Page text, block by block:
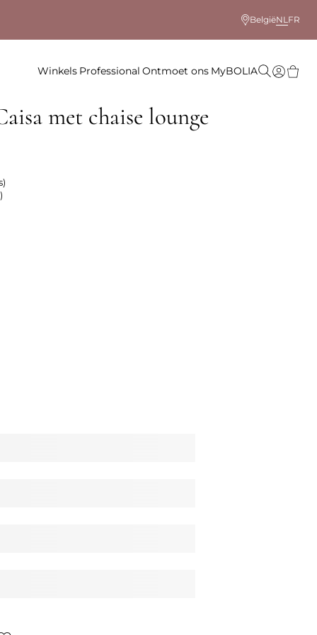
BelgiëNLFR
Winkels Professional Ontmoet ons MyBOLIA
met chaise lounge